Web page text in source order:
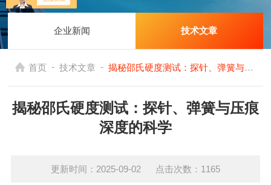
企业新闻 技术文章
首页 - 技术文章 - 揭秘邵氏硬度测试：探针、弹簧与压痕深度的科学
揭秘邵氏硬度测试：探针、弹簧与压痕
深度的科学
更新时间：2025-09-02 点击次数：1165